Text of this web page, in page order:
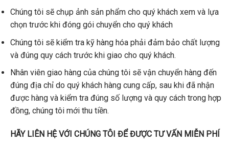
Chúng tôi sẽ chụp ảnh sản phẩm cho quý khách xem và lựa
chọn trước khi đóng gói chuyển cho quý khách
Chúng tôi sẽ kiểm tra kỹ hàng hóa phải đảm bảo chất lượng
và đúng quy cách trước khi giao cho quý khách.
Nhân viên giao hàng của chúng tôi sẽ vận chuyển hàng đến
đúng địa chỉ do quý khách hàng cung cấp, sau khi đã nhận
được hàng và kiểm tra đúng số lượng và quy cách trong hợp
đồng, chúng tôi mới thu tiền.
HÃY LIÊN HỆ VỚI CHÚNG TÔI ĐỂ ĐƯỢC TƯ VẤN MIỄN PHÍ